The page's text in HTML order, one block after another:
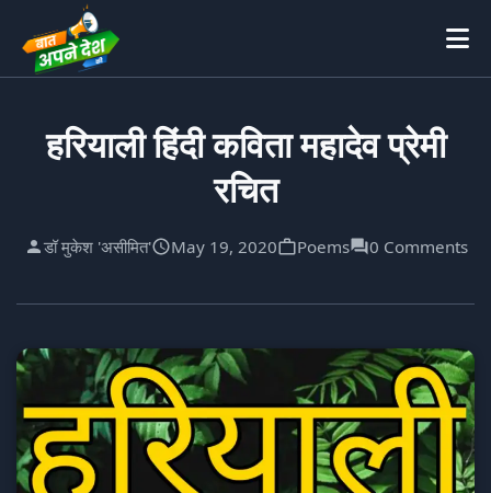
हरियाली हिंदी कविता महादेव प्रेमी
रचित
डॉ मुकेश 'असीमित' May 19, 2020 Poems 0 Comments